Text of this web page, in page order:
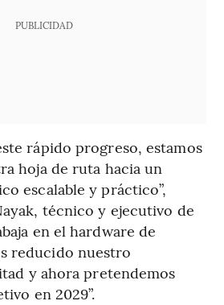
PUBLICIDAD
rápido progreso, estamos
hoja de ruta hacia un
escalable y práctico”,
técnico y ejecutivo de
en el hardware de
reducido nuestro
y ahora pretendemos
en 2029”.